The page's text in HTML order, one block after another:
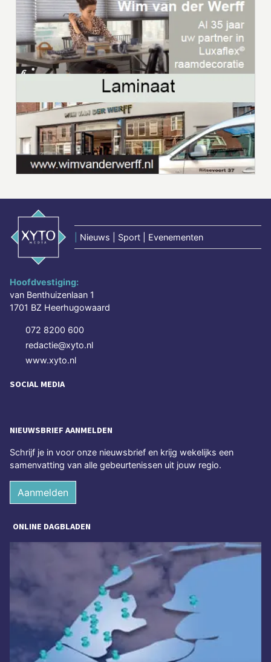
Nieuws | Sport | Evenementen
Hoofdvestiging:
van Benthuizenlaan 1
1701 BZ Heerhugowaard
072 8200 600
redactie@xyto.nl
www.xyto.nl
SOCIAL MEDIA
NIEUWSBRIEF AANMELDEN
Schrijf je in voor onze nieuwsbrief en krijg wekelijks een
samenvatting van alle gebeurtenissen uit jouw regio.
Aanmelden
ONLINE DAGBLADEN